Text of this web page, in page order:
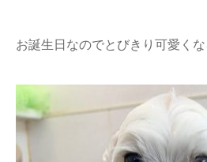
お誕生日なのでとびきり可愛く